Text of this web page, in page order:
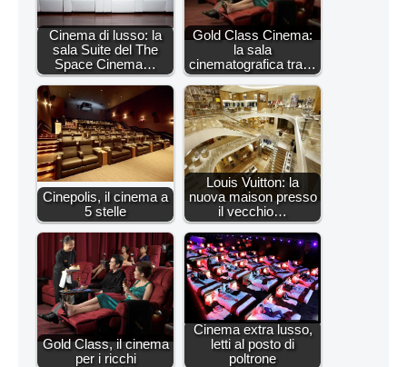
Cinema di lusso: la
sala Suite del The
Space Cinema…
Gold Class Cinema:
la sala
cinematografica tra…
Cinepolis, il cinema a
5 stelle
Louis Vuitton: la
nuova maison presso
il vecchio…
Gold Class, il cinema
per i ricchi
Cinema extra lusso,
letti al posto di
poltrone